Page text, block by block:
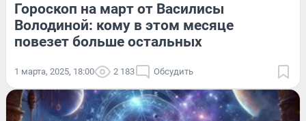
Гороскоп на март от Василисы
Володиной: кому в этом месяце
повезет больше остальных
1 марта, 2025, 18:00 2 183 Обсудить